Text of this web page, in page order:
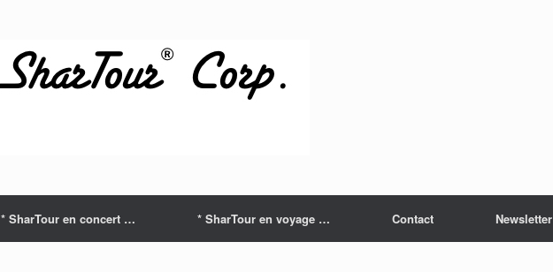
* SharTour en concert … * SharTour en voyage … Contact Newsletter